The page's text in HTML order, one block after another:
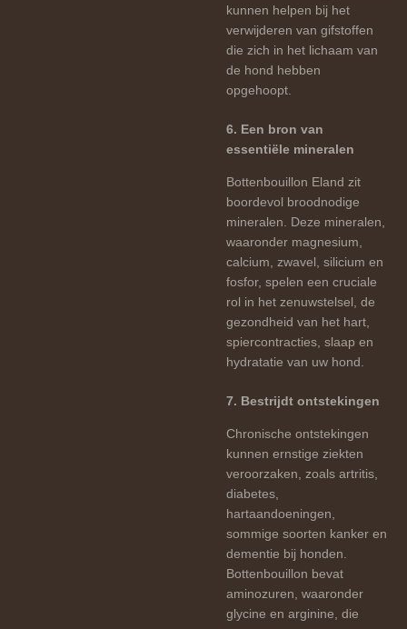
kunnen helpen bij het
verwijderen van gifstoffen
die zich in het lichaam van
de hond hebben
opgehoopt.
6. Een bron van
essentiële mineralen
Bottenbouillon Eland zit
boordevol broodnodige
mineralen. Deze mineralen,
waaronder magnesium,
calcium, zwavel, silicium en
fosfor, spelen een cruciale
rol in het zenuwstelsel, de
gezondheid van het hart,
spiercontracties, slaap en
hydratatie van uw hond.
7. Bestrijdt ontstekingen
Chronische ontstekingen
kunnen ernstige ziekten
veroorzaken, zoals artritis,
diabetes,
hartaandoeningen,
sommige soorten kanker en
dementie bij honden.
Bottenbouillon bevat
aminozuren, waaronder
glycine en arginine, die